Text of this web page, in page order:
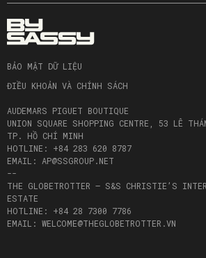
BẢO MẬT DỮ LIỆU
ĐIỀU KHOẢN VÀ CHÍNH SÁCH
AUDEMARS PIGUET BOUTIQUE
UNION SQUARE SHOPPING CENTRE, 53 LÊ
TP. HỒ CHÍ MINH
HOTLINE: +84 283 620 8787
EMAIL: AP@SSGROUP.NET
--
THE GLOBETROTTER – S&S CHRISTIE’S
ESTATE
HOTLINE: +84 28 7300 7786
EMAIL: WELCOME@THEGLOBETROTTER.VN